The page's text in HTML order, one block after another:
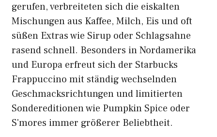
gerufen, verbreiteten sich die eiskalten
Mischungen aus Kaffee, Milch, Eis und oft
süßen Extras wie Sirup oder Schlagsahne
rasend schnell. Besonders in Nordamerika
und Europa erfreut sich der Starbucks
Frappuccino mit ständig wechselnden
Geschmacksrichtungen und limitierten
Sondereditionen wie Pumpkin Spice oder
S'mores immer größerer Beliebtheit.